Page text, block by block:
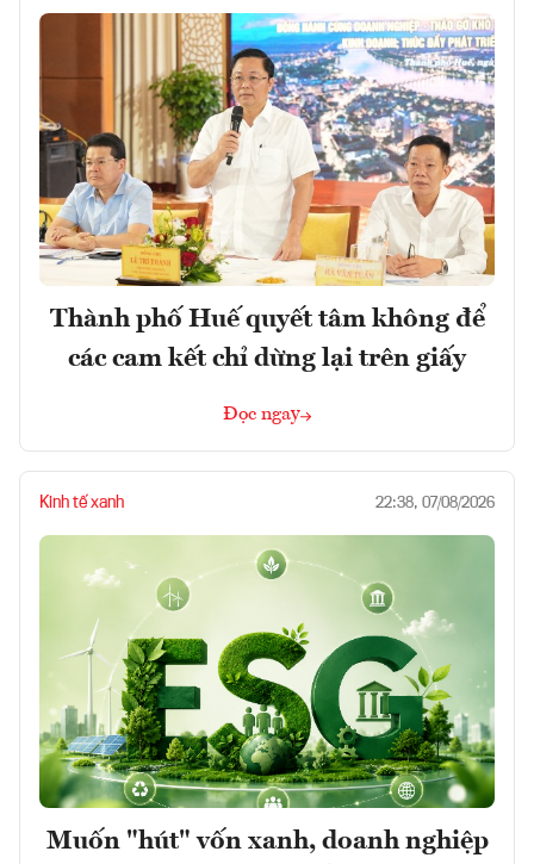
Thành phố Huế quyết tâm không để
các cam kết chỉ dừng lại trên giấy
Đọc ngay
Kinh tế xanh 22:38, 07/08/2026
Muốn "hút" vốn xanh, doanh nghiệp